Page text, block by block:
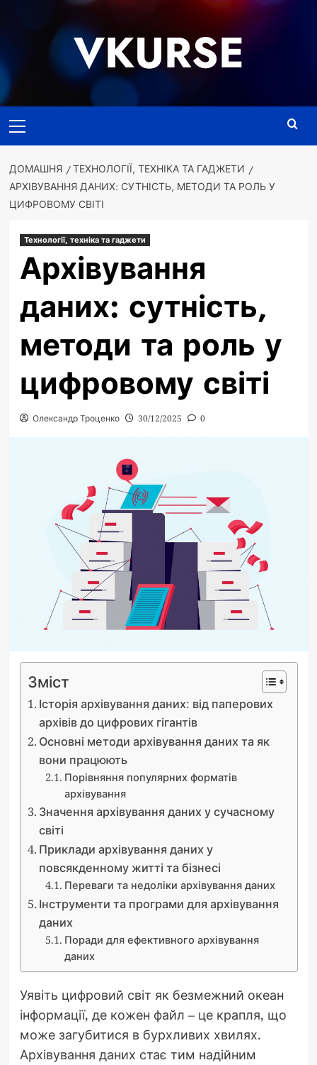
VKURSE
меню
ДОМАШНЯ
ТЕХНОЛОГІЇ, ТЕХНІКА ТА ГАДЖЕТИ
АРХІВУВАННЯ ДАНИХ: СУТНІСТЬ, МЕТОДИ ТА РОЛЬ У
ЦИФРОВОМУ СВІТІ
Технології, техніка та гаджети
Архівування
даних: сутність,
методи та роль у
цифровому світі
Олександр Троценко 30/12/2025 0
Зміст
Історія архівування даних: від паперових
архівів до цифрових гігантів
Основні методи архівування даних та як
вони працюють
Порівняння популярних форматів
архівування
Значення архівування даних у сучасному
світі
Приклади архівування даних у
повсякденному житті та бізнесі
Переваги та недоліки архівування даних
Інструменти та програми для архівування
даних
Поради для ефективного архівування
даних
Уявіть цифровий світ як безмежний океан
інформації, де кожен файл – це крапля, що
може загубитися в бурхливих хвилях.
Архівування даних стає тим надійним